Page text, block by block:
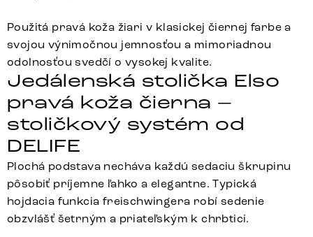
Použitá pravá koža žiari v klasickej čiernej farbe a
svojou výnimočnou jemnosťou a mimoriadnou
odolnosťou svedčí o vysokej kvalite.
Jedálenská stolička Elso
pravá koža čierna –
stoličkový systém od
DELIFE
Plochá podstava necháva každú sedaciu škrupinu
pôsobiť príjemne ľahko a elegantne. Typická
hojdacia funkcia freischwingera robí sedenie
obzvlášť šetrným a priateľským k chrbtici.